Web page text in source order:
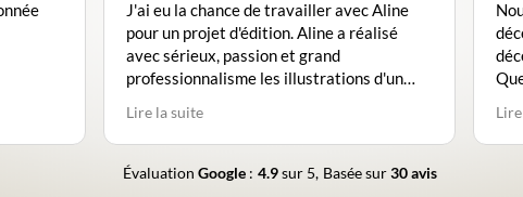
J'ai eu la chance de travailler avec Aline
pour un projet d'édition. Aline a réalisé
avec sérieux, passion et grand
professionnalisme les illustrations d'un
courageux". Grande fluidité dans les
échanges, toujours à l'écoute. Je
recommande vivement son travail.
Lire la suite
Nous
décembre.
Que
il fait la
Il n’y a
Lire la suite
Évaluation Google: 4.9sur 5, Basée sur30 avis